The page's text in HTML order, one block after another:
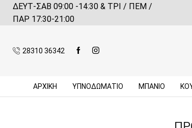
ΔΕΥΤ-ΣΑΒ 09:00 -14:30 & ΤΡΙ / ΠΕΜ /
ΠΑΡ 17:30-21:00
28310 36342
ΑΡΧΙΚΉ ΥΠΝΟΔΩΜΑΤΙΟ ΜΠΆΝΙΟ